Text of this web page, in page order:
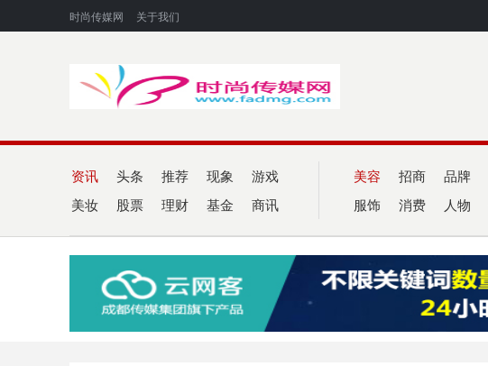
时尚传媒网 关于我们
资讯 头条 推荐 现象 游戏
美妆 股票 理财 基金 商讯
美容 招商 品牌
服饰 消费 人物